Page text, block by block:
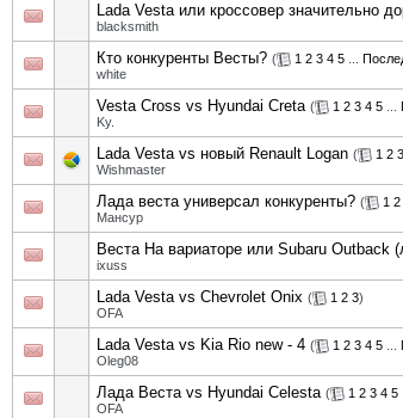
Lada Vesta или кроссовер значительно
blacksmith
Кто конкуренты Весты? ( 1 2 3 4 5
white
Vesta Cross vs Hyundai Creta ( 1 2 3 4 5
Ky.
Lada Vesta vs новый Renault Logan ( 1 2 3
Wishmaster
Лада веста универсал конкуренты? ( 1 2
Мансур
Веста На вариаторе или Subaru Outback
ixuss
Lada Vesta vs Chevrolet Onix ( 1 2 3)
OFA
Lada Vesta vs Kia Rio new - 4 ( 1 2 3 4 5
Oleg08
Лада Веста vs Hyundai Celesta ( 1 2 3 4 5
OFA